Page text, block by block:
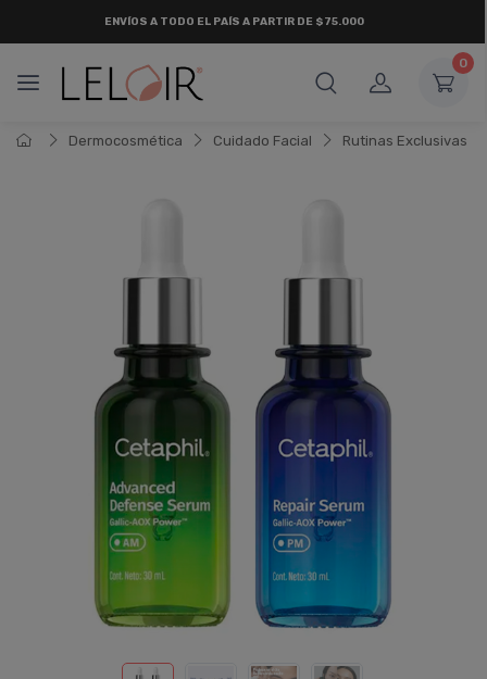
ENVÍOS A TODO EL PAÍS A PARTIR DE $75.000
0
Dermocosmética Cuidado Facial Rutinas Exclusivas